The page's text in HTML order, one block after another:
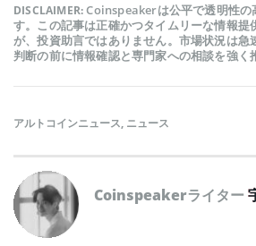
DISCLAIMER:Coinspeakerは公平で透明性の
す。この記事は正確かつタイムリーな情報提
が、投資助言ではありません。市場状況は急
判断の前に情報確認と専門家への相談を強く
アルトコインニュース, ニュース
Coinspeakerライター